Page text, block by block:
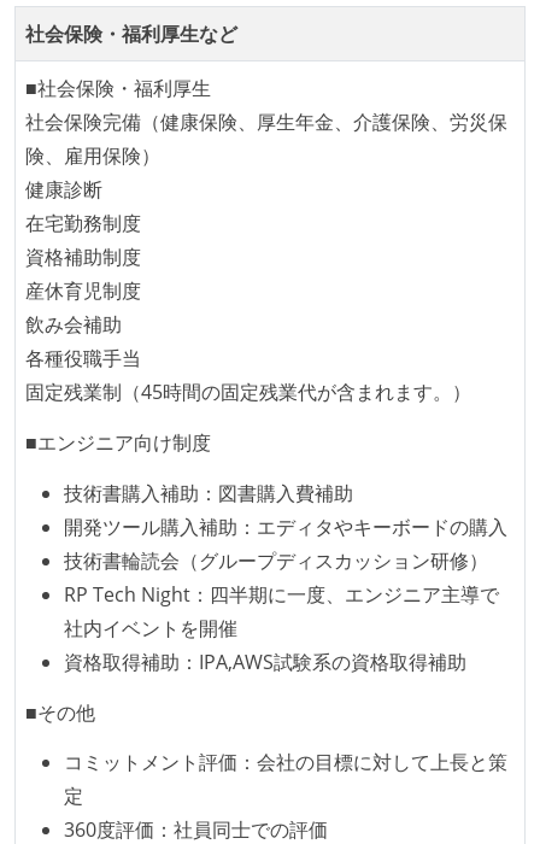
に準じるチーム内の打ち合わせを行っている
イテレーションの最後などに、定期的にチームでふり
かえりミーティングを行っている
ワークフローの整備
全てのコードをバージョン管理ツールで管理している
各メンバーが実装したコードのマージは Pull Request
ベースで行われる
コードによるインフラ構成管理（Infrastructure as
Code）の環境が整備されている
オープンな情報共有
誰もがいつでも閲覧可能になっている
ドキュメントの整備やペアプロ、モブワークなど、ナ
レッジの共有を積極的に行っている（属人性を減らす
取り組みをしている）
労働環境の自由度
日本国内であれば、居住地は問わずにフルリモートで
開発メンバーの新卒採用を実施している
職業安定法に対応する記載事項
社会保険・福利厚生など
■社会保険・福利厚生
社会保険完備（健康保険、厚生年金、介護保険、労災保
険、雇用保険）
健康診断
在宅勤務制度
資格補助制度
産休育児制度
飲み会補助
各種役職手当
固定残業制（45時間の固定残業代が含まれます。）
■エンジニア向け制度
技術書購入補助：図書購入費補助
開発ツール購入補助：エディタやキーボードの購入
技術書輪読会（グループディスカッション研修）
RP Tech Night：四半期に一度、エンジニア主導で
社内イベントを開催
資格取得補助：IPA,AWS試験系の資格取得補助
■その他
コミットメント評価：会社の目標に対して上長と策
定
360度評価：社員同士での評価